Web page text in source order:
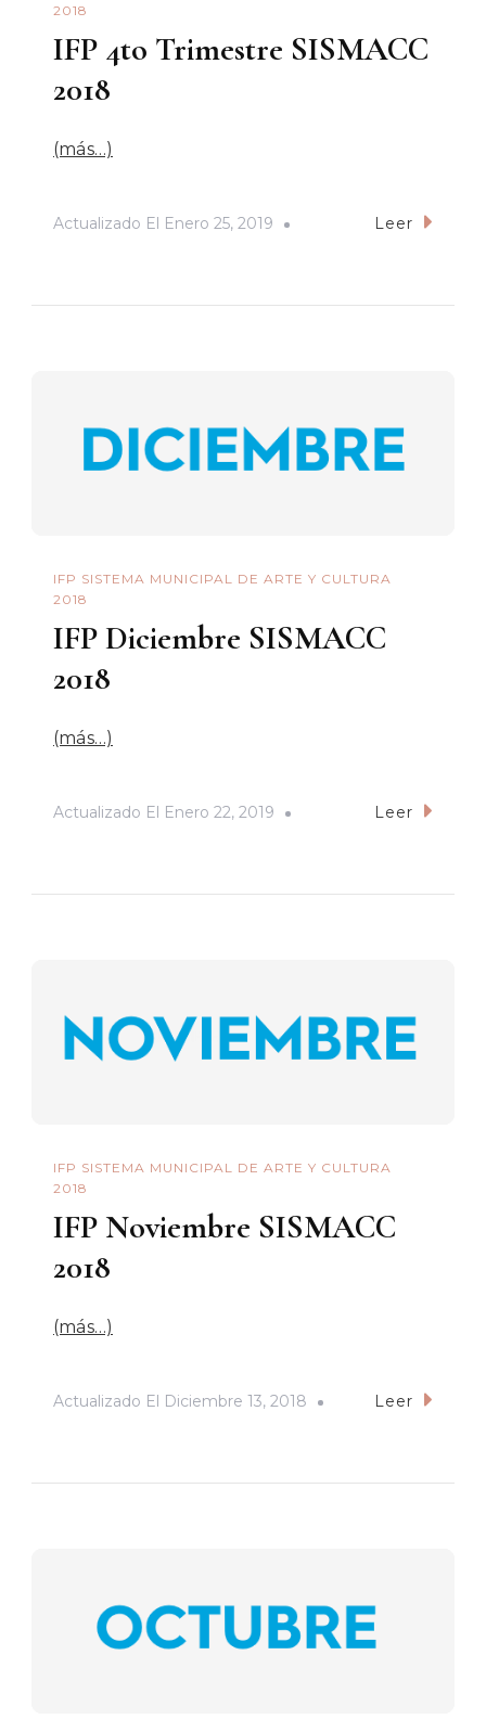
2018
IFP 4to Trimestre SISMACC
2018
(más…)
Actualizado El Enero 25, 2019 Leer
IFP SISTEMA MUNICIPAL DE ARTE Y CULTURA
2018
IFP Diciembre SISMACC
2018
(más…)
Actualizado El Enero 22, 2019 Leer
IFP SISTEMA MUNICIPAL DE ARTE Y CULTURA
2018
IFP Noviembre SISMACC
2018
(más…)
Actualizado El Diciembre 13, 2018 Leer